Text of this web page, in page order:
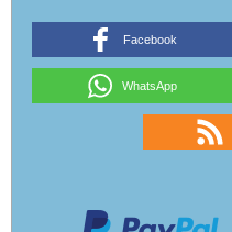
Facebook
WhatsApp